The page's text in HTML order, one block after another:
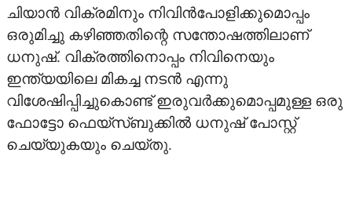
VIDEO
STRAR VIDEOS
TRAILER
ചിയാന്‍ വിക്രമിനും നിവിന്‍പോളിക്കുമൊപ്പം
ഒരുമിച്ചു കഴിഞ്ഞതിന്റെ സന്തോഷത്തിലാണ്
ധനുഷ്. വിക്രത്തിനൊപ്പം നിവിനെയും
ഇന്ത്യയിലെ മികച്ച നടന്‍ എന്നു
വിശേഷിപ്പിച്ചുകൊണ്ട് ഇരുവര്‍ക്കുമൊപ്പമുള്ള ഒരു
ഫോട്ടോ ഫെയ്‌സ്ബുക്കില്‍ ധനുഷ് പോസ്റ്റ്
ചെയ്യുകയും ചെയ്തു.